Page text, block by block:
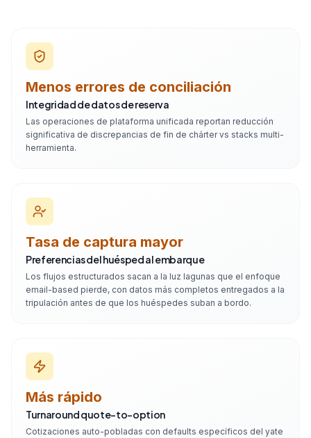
Menos errores de conciliación
Integridad de datos de reserva
Las operaciones de plataforma unificada reportan reducción
significativa de discrepancias de fin de chárter vs stacks multi-
herramienta.
Tasa de captura mayor
Preferencias del huésped al embarque
Los flujos estructurados sacan a la luz lagunas que el enfoque
email-based pierde, con datos más completos entregados a la
tripulación antes de que los huéspedes suban a bordo.
Más rápido
Turnaround quote-to-option
Cotizaciones auto-pobladas con defaults específicos del yate